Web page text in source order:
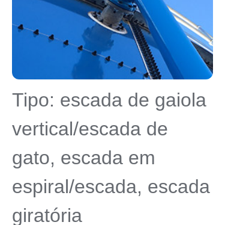
Tipo: escada de gaiola
vertical/escada de
gato, escada em
espiral/escada, escada
giratória